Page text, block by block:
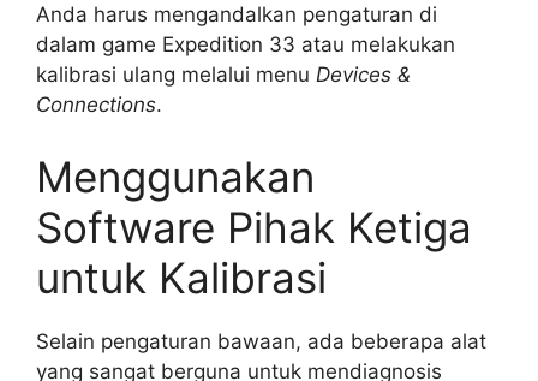
Anda harus mengandalkan pengaturan di
dalam game Expedition 33 atau melakukan
kalibrasi ulang melalui menu Devices &
Connections.
Menggunakan
Software Pihak Ketiga
untuk Kalibrasi
Selain pengaturan bawaan, ada beberapa alat
yang sangat berguna untuk mendiagnosis